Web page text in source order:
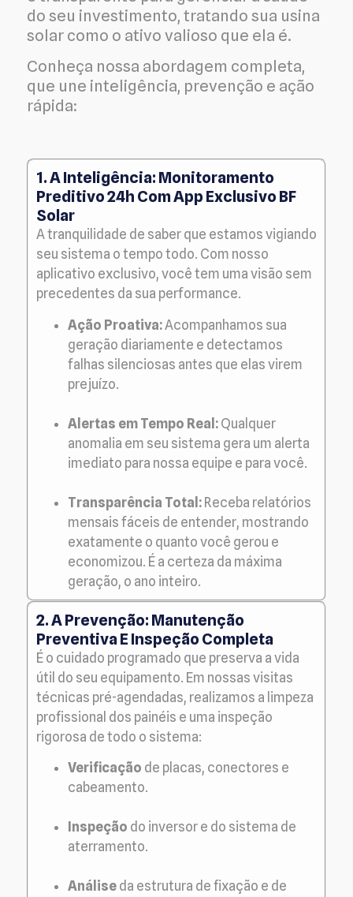
do seu investimento, tratando sua usina
solar como o ativo valioso que ela é.
Conheça nossa abordagem completa,
que une inteligência, prevenção e ação
rápida:
1. A Inteligência: Monitoramento
Preditivo 24h Com App Exclusivo BF
Solar
A tranquilidade de saber que estamos vigiando
seu sistema o tempo todo. Com nosso
aplicativo exclusivo, você tem uma visão sem
precedentes da sua performance.
Ação Proativa:Acompanhamos sua
geração diariamente e detectamos
falhas silenciosas antes que elas virem
prejuízo.
Alertas em Tempo Real: Qualquer
anomalia em seu sistema gera um alerta
imediato para nossa equipe e para você.
Transparência Total: Receba relatórios
mensais fáceis de entender, mostrando
exatamente o quanto você gerou e
economizou. É a certeza da máxima
geração, o ano inteiro.
2. A Prevenção: Manutenção
Preventiva E Inspeção Completa
É o cuidado programado que preserva a vida
útil do seu equipamento. Em nossas visitas
técnicas pré-agendadas, realizamos a limpeza
profissional dos painéis e uma inspeção
rigorosa de todo o sistema:
Verificação de placas, conectores e
cabeamento.
Inspeção do inversor e do sistema de
aterramento.
Análise da estrutura de fixação e de